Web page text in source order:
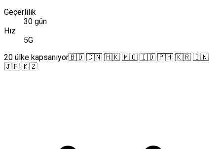
Geçerlilik
30 gün
Hız
5G
20 ülke kapsanıyor🇧🇩 🇨🇳 🇭🇰 🇲🇴 🇮🇩 🇵🇭 🇰🇷 🇮🇳
🇯🇵 🇰🇿